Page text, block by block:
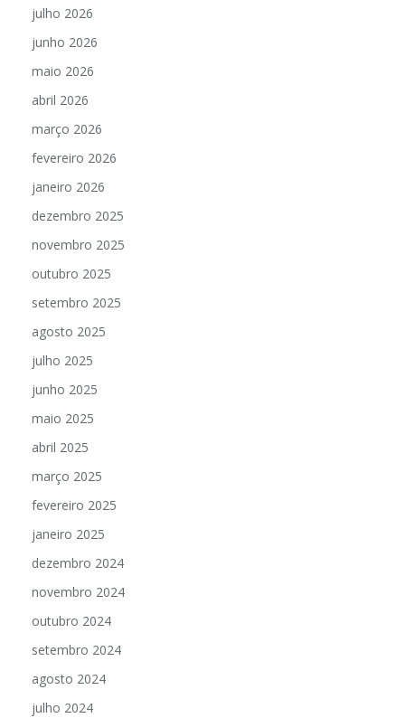
julho 2026
junho 2026
maio 2026
abril 2026
março 2026
fevereiro 2026
janeiro 2026
dezembro 2025
novembro 2025
outubro 2025
setembro 2025
agosto 2025
julho 2025
junho 2025
maio 2025
abril 2025
março 2025
fevereiro 2025
janeiro 2025
dezembro 2024
novembro 2024
outubro 2024
setembro 2024
agosto 2024
julho 2024